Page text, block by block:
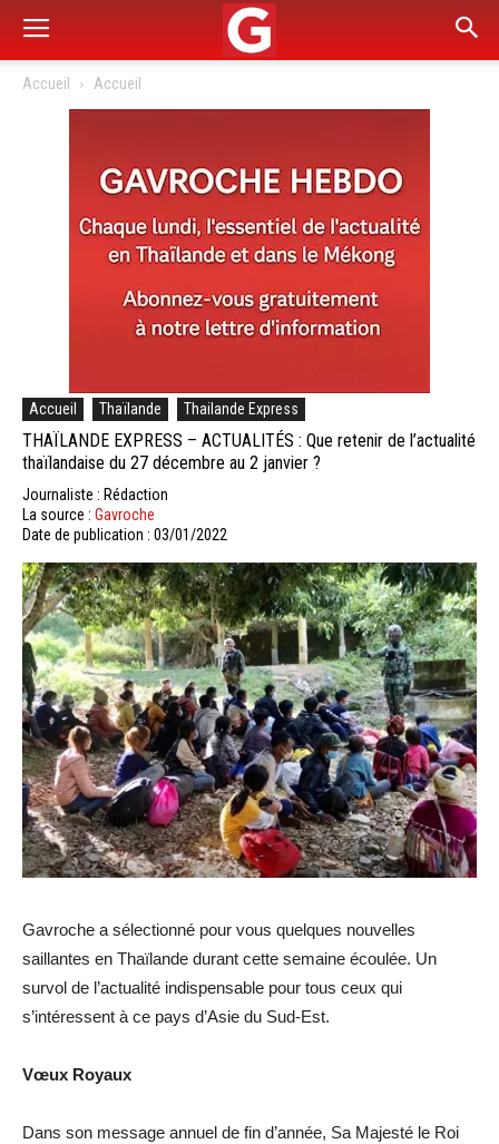
Accueil Accueil
Accueil Thaïlande Thailande Express
THAÏLANDE EXPRESS – ACTUALITÉS : Que retenir de l’actualité
thaïlandaise du 27 décembre au 2 janvier ?
Journaliste : Rédaction
La source : Gavroche
Date de publication : 03/01/2022
Gavroche a sélectionné pour vous quelques nouvelles
saillantes en Thaïlande durant cette semaine écoulée. Un
survol de l’actualité indispensable pour tous ceux qui
s’intéressent à ce pays d’Asie du Sud-Est.
Vœux Royaux
Dans son message annuel de fin d’année, Sa Majesté le Roi